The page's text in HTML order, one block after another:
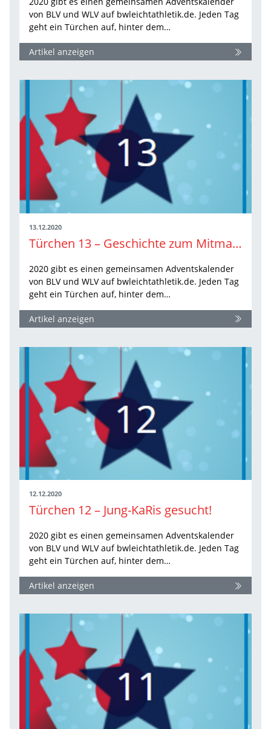
von BLV und WLV auf bwleichtathletik.de. Jeden Tag
geht ein Türchen auf, hinter dem…
Artikel anzeigen
13.12.2020
Türchen 13 – Geschichte zum Mitmachen
2020 gibt es einen gemeinsamen Adventskalender
von BLV und WLV auf bwleichtathletik.de. Jeden Tag
geht ein Türchen auf, hinter dem…
Artikel anzeigen
12.12.2020
Türchen 12 – Jung-KaRis gesucht!
2020 gibt es einen gemeinsamen Adventskalender
von BLV und WLV auf bwleichtathletik.de. Jeden Tag
geht ein Türchen auf, hinter dem…
Artikel anzeigen